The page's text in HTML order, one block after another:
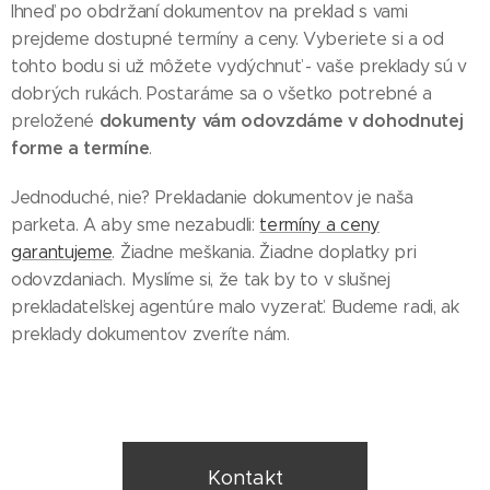
Ihneď po obdržaní dokumentov na preklad s vami
prejdeme dostupné termíny a ceny. Vyberiete si a od
tohto bodu si už môžete vydýchnuť - vaše preklady sú v
dobrých rukách. Postaráme sa o všetko potrebné a
preložené dokumenty vám odovzdáme v dohodnutej
forme a termíne.
Jednoduché, nie? Prekladanie dokumentov je naša
parketa. A aby sme nezabudli: termíny a ceny
garantujeme. Žiadne meškania. Žiadne doplatky pri
odovzdaniach. Myslíme si, že tak by to v slušnej
prekladateľskej agentúre malo vyzerať. Budeme radi, ak
preklady dokumentov zveríte nám.
Kontakt